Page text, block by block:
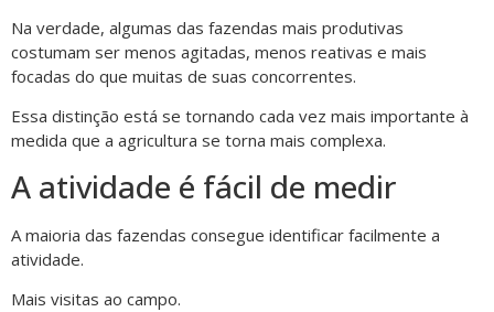
Na verdade, algumas das fazendas mais produtivas
costumam ser menos agitadas, menos reativas e mais
focadas do que muitas de suas concorrentes.
Essa distinção está se tornando cada vez mais importante à
medida que a agricultura se torna mais complexa.
A atividade é fácil de medir
A maioria das fazendas consegue identificar facilmente a
atividade.
Mais visitas ao campo.